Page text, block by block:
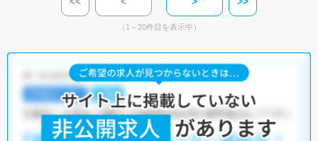
（1～20件目を表示中）